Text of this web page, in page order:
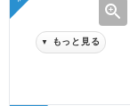
zoom_in
▼ もっと見る